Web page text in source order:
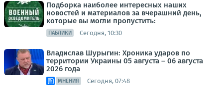
Подборка наиболее интересных наших
новостей и материалов за вчерашний день,
которые вы могли пропустить:
ПАБЛИКИ Сегодня, 10:30
Владислав Шурыгин: Хроника ударов по
территории Украины 05 августа – 06 августа
2026 года
МНЕНИЯ Сегодня, 07:48